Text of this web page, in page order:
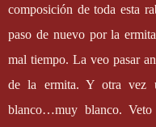
composición de toda esta
paso de nuevo por la
mal tiempo. La veo pasar
de la ermita. Y otra vez
blanco…muy blanco.